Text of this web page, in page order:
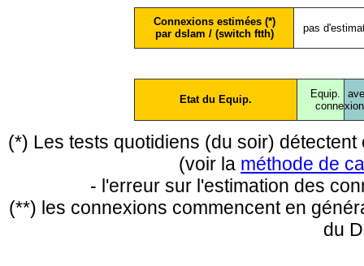
Connexions estimées (*)
par dslam / (switch ftth)
pas
Etat du Equip.
Equip.
conne
(*) Les tests quotidiens (du soir)
(voir la méthode de
- l'erreur sur l'estimation des
(**) les connexions commencent en
du